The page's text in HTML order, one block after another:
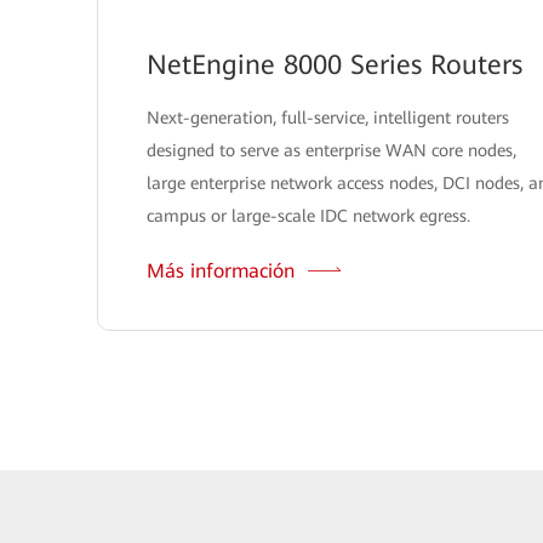
NetEngine 8000 Series Routers
Next-generation, full-service, intelligent routers
designed to serve as enterprise WAN core nodes,
large enterprise network access nodes, DCI nodes,
campus or large-scale IDC network egress.
Más información